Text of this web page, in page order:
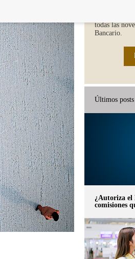
Recibe en
todas las
Bancario.
Últimos posts
¿Autoriza el
comisiones